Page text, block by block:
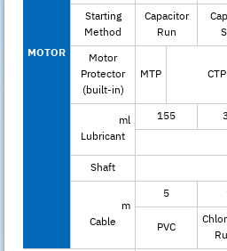
MOTOR
Starting
Method
Capacitor
Run
Motor
Protector
(built-in)
MTP CTP
ml
Lubricant
155
Shaft
m
Cable
5
PVC